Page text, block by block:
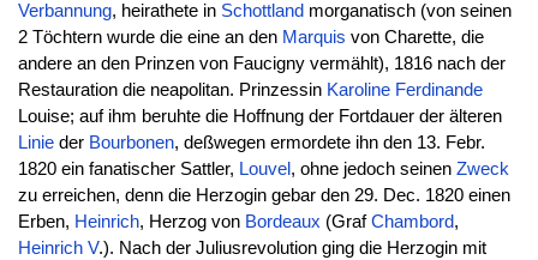
Verbannung, heirathete in Schottland morganatisch (von seinen
2 Töchtern wurde die eine an den Marquis von Charette, die
andere an den Prinzen von Faucigny vermählt), 1816 nach der
Restauration die neapolitan. Prinzessin Karoline Ferdinande
Louise; auf ihm beruhte die Hoffnung der Fortdauer der älteren
Linieder Bourbonen, deßwegen ermordete ihn den 13. Febr.
1820 ein fanatischer Sattler, Louvel , ohne jedoch seinen Zweck
zu erreichen, denn die Herzogin gebar den 29. Dec. 1820 einen
Erben, Heinrich, Herzog von Bordeaux (GrafChambord,
Heinrich V.). Nach der Juliusrevolution ging die Herzogin mit